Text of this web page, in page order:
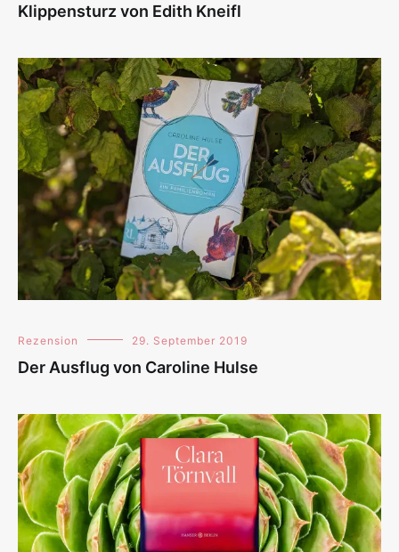
Klippensturz von Edith Kneifl
Rezension 29. September 2019
Der Ausflug von Caroline Hulse